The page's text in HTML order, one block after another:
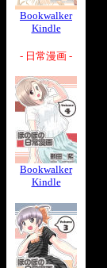
Bookwalker
Kindle
- 日常漫画 -
Bookwalker
Kindle